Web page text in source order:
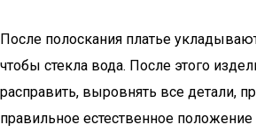
После полоскания платье
чтобы стекла вода. После этого
расправить, выровнять все детали,
правильное естественное положение